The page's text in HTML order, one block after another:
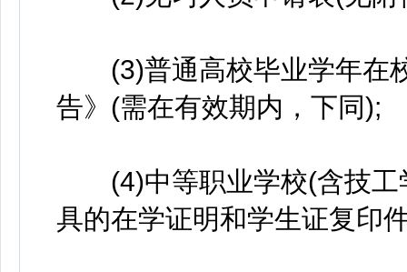
(3)普通高校毕业学年在
告》(需在有效期内，下同);
(4)中等职业学校(含技工
具的在学证明和学生证复印